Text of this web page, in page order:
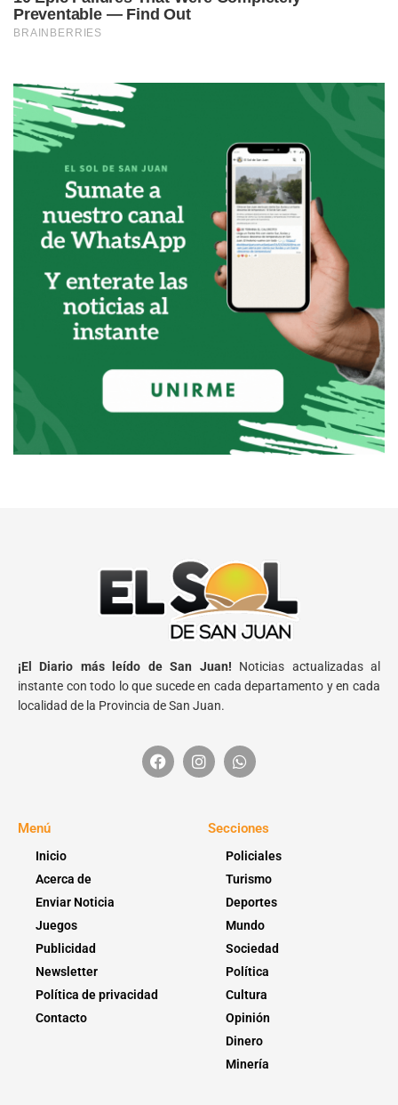
¡El Diario más leído de San Juan! Noticias actualizadas al
instante con todo lo que sucede en cada departamento y en cada
localidad de la Provincia de San Juan.
Menú
Inicio
Acerca de
Enviar Noticia
Juegos
Publicidad
Newsletter
Política de privacidad
Contacto
Secciones
Policiales
Turismo
Deportes
Mundo
Sociedad
Política
Cultura
Opinión
Dinero
Minería